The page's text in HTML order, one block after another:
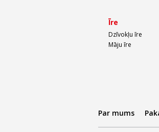
Īre
Dzīvokļu īre
Māju īre
Par mums